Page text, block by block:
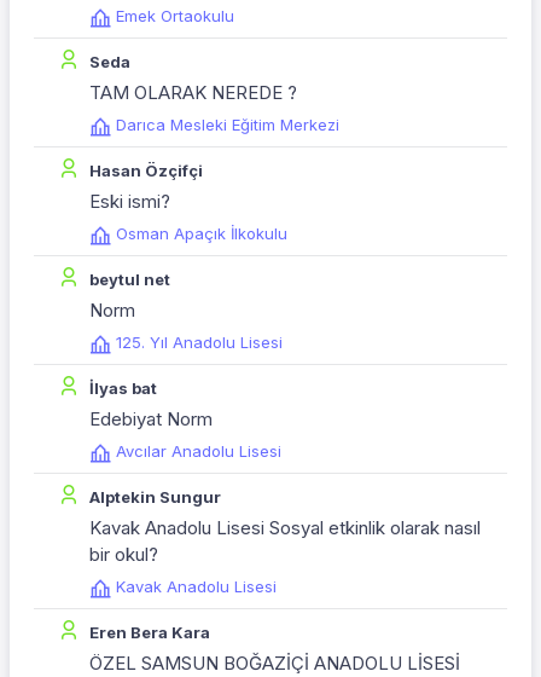
Emek Ortaokulu
Seda
TAM OLARAK NEREDE ?
Darıca Mesleki Eğitim Merkezi
Hasan Özçifçi
Eski ismi?
Osman Apaçık İlkokulu
beytul net
Norm
125. Yıl Anadolu Lisesi
İlyas bat
Edebiyat Norm
Avcılar Anadolu Lisesi
Alptekin Sungur
Kavak Anadolu Lisesi Sosyal etkinlik olarak nasıl
bir okul?
Kavak Anadolu Lisesi
Eren Bera Kara
ÖZEL SAMSUN BOĞAZİÇİ ANADOLU LİSESİ